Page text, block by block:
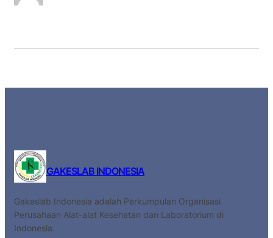
GAKESLAB INDONESIA
Gakeslab Indonesia adalah Perkumpulan Organisasi
Perusahaan Alat-alat Kesehatan dan Laboratorium di
Indonesia.